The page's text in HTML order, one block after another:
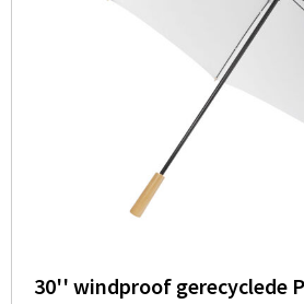
30'' windproof gerecyclede